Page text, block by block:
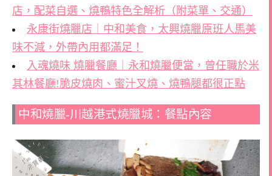
店，配菜自選、燒鴨特色全解析（附菜單、交通）
永康街燒臘店｜中和美食，太興燒臘原班人馬美
味不減，外帶內用都滿足！
入魂燒味 燒臘餐廳｜永和燒臘便當，曾任職於米
其林餐廳!脆皮燒肉、蜜汁叉燒、燒鴨腿都很正點
中和燒臘-川越港式燒臘城：餐點內容